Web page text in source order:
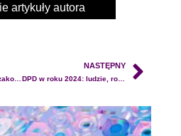
artykuły autora
Carrefour marketplace zakończył działalność w Polsce – co się wydarzyło i jakie były przyczyny?
NASTĘPNY
DPD w roku 2024: ludzie, rozwój, innowacje i zrównoważony rozwój